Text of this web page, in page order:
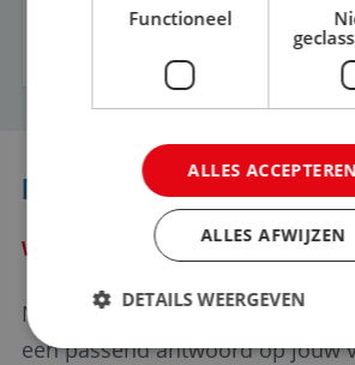
gedragscode: verplicht in
NIET GEVONDEN WAT
WE HELPEN JE GRAAG VERDER
Neem contact met ons op en we
een passend antwoord op jouw
Functioneel
ALLES ACCEPTEREN
ALLES AFWIJZEN
DETAILS WEERGEVEN